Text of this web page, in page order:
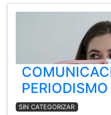
SIN CATEGORIZAR